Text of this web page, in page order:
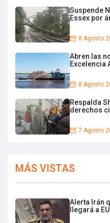
Suspende
Essex por
8 Agosto
Abren las
Excelencia
8 Agosto
Respalda
derechos
7 Agosto
MÁS VISTAS
Alerta Irán
llegará a EU